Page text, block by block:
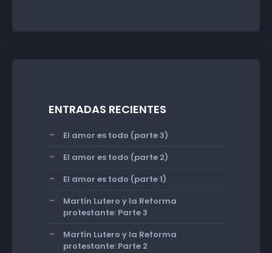
ENTRADAS RECIENTES
El amor es todo (parte 3)
El amor es todo (parte 2)
El amor es todo (parte 1)
Martín Lutero y la Reforma
protestante: Parte 3
Martín Lutero y la Reforma
protestante: Parte 2